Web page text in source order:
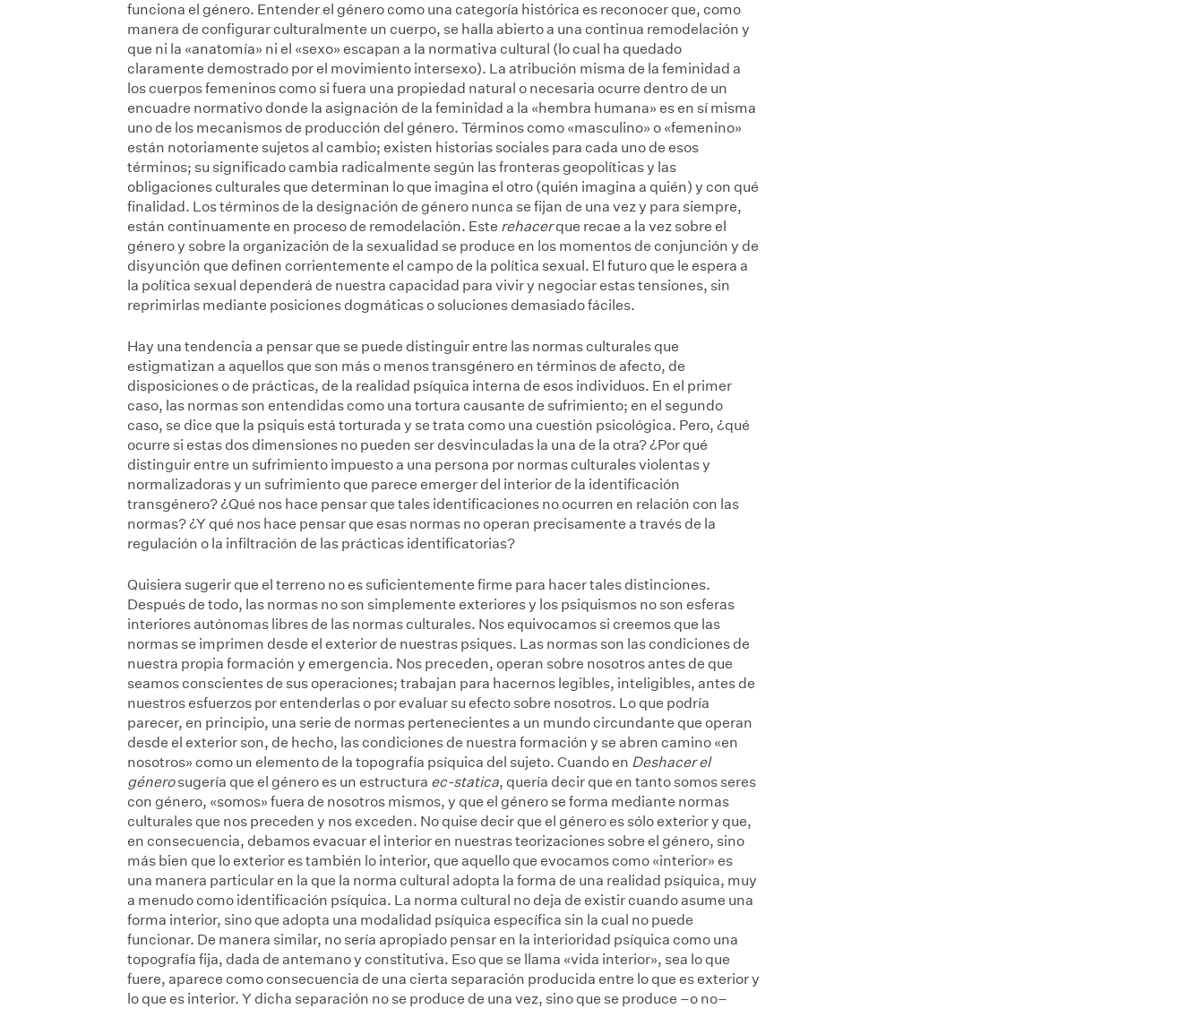
funciona el género. Entender el género como una categoría histórica es reconocer que, como
manera de configurar culturalmente un cuerpo, se halla abierto a una continua remodelación y
que ni la «anatomía» ni el «sexo» escapan a la normativa cultural (lo cual ha quedado
claramente demostrado por el movimiento intersexo). La atribución misma de la feminidad a
los cuerpos femeninos como si fuera una propiedad natural o necesaria ocurre dentro de un
encuadre normativo donde la asignación de la feminidad a la «hembra humana» es en sí misma
uno de los mecanismos de producción del género. Términos como «masculino» o «femenino»
están notoriamente sujetos al cambio; existen historias sociales para cada uno de esos
términos; su significado cambia radicalmente según las fronteras geopolíticas y las
obligaciones culturales que determinan lo que imagina el otro (quién imagina a quién) y con qué
finalidad. Los términos de la designación de género nunca se fijan de una vez y para siempre,
están continuamente en proceso de remodelación. Este rehacerque recae a la vez sobre el
género y sobre la organización de la sexualidad se produce en los momentos de conjunción y de
disyunción que definen corrientemente el campo de la política sexual. El futuro que le espera a
la política sexual dependerá de nuestra capacidad para vivir y negociar estas tensiones, sin
reprimirlas mediante posiciones dogmáticas o soluciones demasiado fáciles.
Hay una tendencia a pensar que se puede distinguir entre las normas culturales que
estigmatizan a aquellos que son más o menos transgénero en términos de afecto, de
disposiciones o de prácticas, de la realidad psíquica interna de esos individuos. En el primer
caso, las normas son entendidas como una tortura causante de sufrimiento; en el segundo
caso, se dice que la psiquis está torturada y se trata como una cuestión psicológica. Pero, ¿qué
ocurre si estas dos dimensiones no pueden ser desvinculadas la una de la otra? ¿Por qué
distinguir entre un sufrimiento impuesto a una persona por normas culturales violentas y
normalizadoras y un sufrimiento que parece emerger del interior de la identificación
transgénero? ¿Qué nos hace pensar que tales identificaciones no ocurren en relación con las
normas? ¿Y qué nos hace pensar que esas normas no operan precisamente a través de la
regulación o la infiltración de las prácticas identificatorias?
Quisiera sugerir que el terreno no es suficientemente firme para hacer tales distinciones.
Después de todo, las normas no son simplemente exteriores y los psiquismos no son esferas
interiores autónomas libres de las normas culturales. Nos equivocamos si creemos que las
normas se imprimen desde el exterior de nuestras psiques. Las normas son las condiciones de
nuestra propia formación y emergencia. Nos preceden, operan sobre nosotros antes de que
seamos conscientes de sus operaciones; trabajan para hacernos legibles, inteligibles, antes de
nuestros esfuerzos por entenderlas o por evaluar su efecto sobre nosotros. Lo que podría
parecer, en principio, una serie de normas pertenecientes a un mundo circundante que operan
desde el exterior son, de hecho, las condiciones de nuestra formación y se abren camino «en
nosotros» como un elemento de la topografía psíquica del sujeto. Cuando en Deshacer el
génerosugería que el género es un estructura ec-statica, quería decir que en tanto somos seres
con género, «somos» fuera de nosotros mismos, y que el género se forma mediante normas
culturales que nos preceden y nos exceden. No quise decir que el género es sólo exterior y que,
en consecuencia, debamos evacuar el interior en nuestras teorizaciones sobre el género, sino
más bien que lo exterior es también lo interior, que aquello que evocamos como «interior» es
una manera particular en la que la norma cultural adopta la forma de una realidad psíquica, muy
a menudo como identificación psíquica. La norma cultural no deja de existir cuando asume una
forma interior, sino que adopta una modalidad psíquica específica sin la cual no puede
funcionar. De manera similar, no sería apropiado pensar en la interioridad psíquica como una
topografía fija, dada de antemano y constitutiva. Eso que se llama «vida interior», sea lo que
fuere, aparece como consecuencia de una cierta separación producida entre lo que es exterior y
lo que es interior. Y dicha separación no se produce de una vez, sino que se produce –o no–